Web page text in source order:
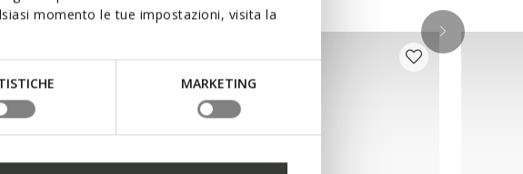
momento le tue impostazioni, visita la
MARKETING